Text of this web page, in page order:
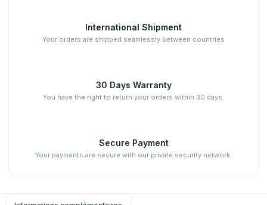
International Shipment
Your orders are shipped seamlessly between countries
30 Days Warranty
You have the right to return your orders within 30 days.
Secure Payment
Your payments are secure with our private security network.